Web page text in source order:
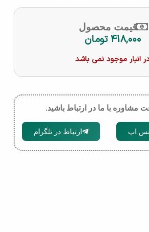
قیمت محصول
۴۱۸,۰۰۰ تومان
انبار موجود نمی باشد
مشاوره با ما در ارتباط باشید.
اپ ارتباط در تلگرام